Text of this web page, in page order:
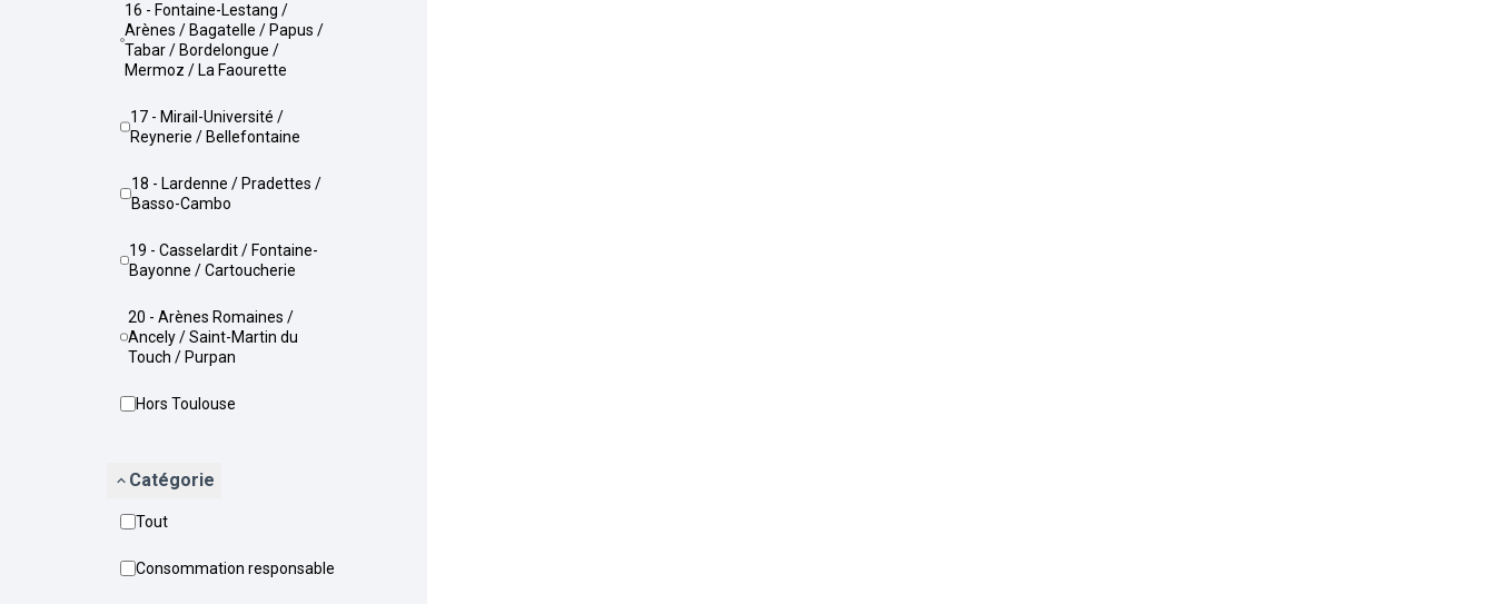
16 - Fontaine-Lestang /
Arènes / Bagatelle / Papus /
Tabar / Bordelongue /
Mermoz / La Faourette
17 - Mirail-Université /
Reynerie / Bellefontaine
18 - Lardenne / Pradettes /
Basso-Cambo
19 - Casselardit / Fontaine-
Bayonne / Cartoucherie
20 - Arènes Romaines /
Ancely / Saint-Martin du
Touch / Purpan
Hors Toulouse
Catégorie
Tout
Consommation responsable